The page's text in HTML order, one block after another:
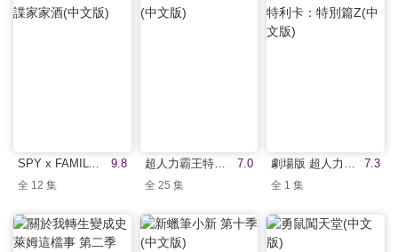
9.8
SPY x FAMILY 間諜家家酒(中文版)
全 12 集
7.0
超人力霸王特利卡(中文版)
全 25 集
7.3
劇場版 超人力霸王特利卡：特別篇Z(中文版)
全 1 集